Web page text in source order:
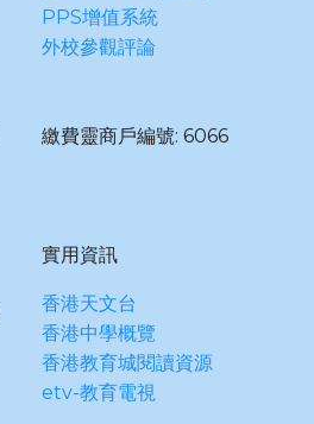
PPS增值系統
外校參觀評論
繳費靈商戶編號: 6066
實用資訊
香港天文台
香港中學概覽
香港教育城閱讀資源
etv-教育電視